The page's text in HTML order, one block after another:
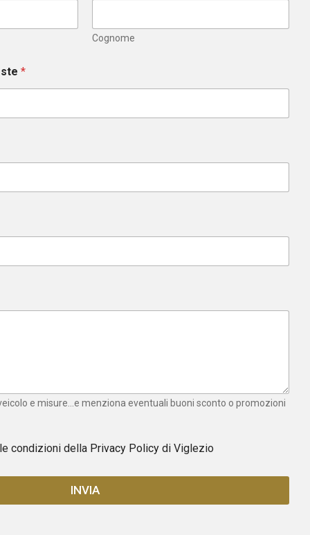
Cognome
*
e misure...e menziona eventuali buoni sconto o promozioni
condizioni della Privacy Policy di Viglezio
INVIA